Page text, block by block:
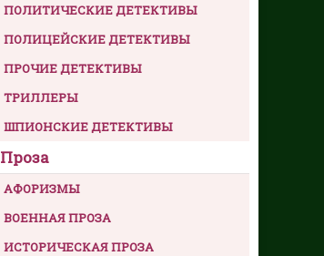
ПОЛИТИЧЕСКИЕ ДЕТЕКТИВЫ
ПОЛИЦЕЙСКИЕ ДЕТЕКТИВЫ
ПРОЧИЕ ДЕТЕКТИВЫ
ТРИЛЛЕРЫ
ШПИОНСКИЕ ДЕТЕКТИВЫ
Проза
АФОРИЗМЫ
ВОЕННАЯ ПРОЗА
ИСТОРИЧЕСКАЯ ПРОЗА